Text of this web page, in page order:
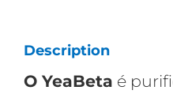
Description
O YeaBeta é